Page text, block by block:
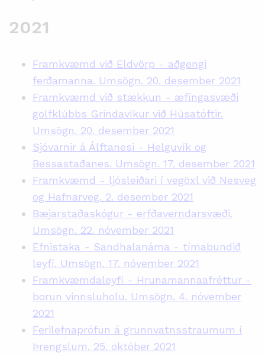
2021
Framkvæmd við Eldvörp - aðgengi
ferðamanna. Umsögn. 20. desember 2021
Framkvæmd við stækkun - æfingasvæði
golfklúbbs Grindavíkur við Húsatóftir.
Umsögn. 20. desember 2021
Sjóvarnir á Álftanesi - Helguvík og
Bessastaðanes. Umsögn. 17. desember 2021
Framkvæmd - ljósleiðari í vegöxl við Nesveg
og Hafnarveg. 2. desember 2021
Bæjarstaðaskógur - erfðaverndarsvæði.
Umsögn. 22. nóvember 2021
Efnistaka - Sandhalanáma - tímabundið
leyfi. Umsögn. 17. nóvember 2021
Framkvæmdaleyfi - Hrunamannaafréttur -
borun vinnsluholu. Umsögn. 4. nóvember
2021
Ferilefnaprófun á grunnvatnsstraumum í
Þrengslum. 25. október 2021